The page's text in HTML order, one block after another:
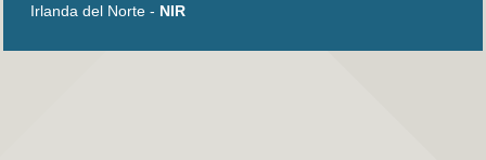
Irlanda del Norte - NIR